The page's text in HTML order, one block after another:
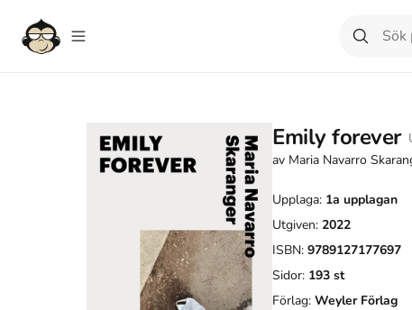
Emily forever
av Maria Navarro
Upplaga: 1a upplagan
Utgiven: 2022
ISBN: 9789127177697
Sidor: 193 st
Förlag: Weyler Förlag